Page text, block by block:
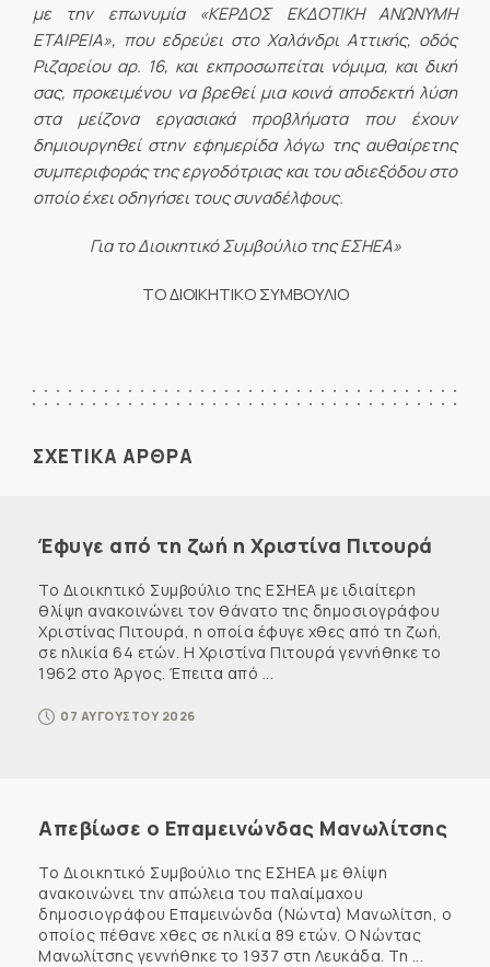
με την επωνυμία «ΚΕΡΔΟΣ ΕΚΔΟΤΙΚΗ ΑΝΩΝΥΜΗ
ΕΤΑΙΡΕΙΑ», που εδρεύει στο Χαλάνδρι Αττικής, οδός
Ριζαρείου αρ. 16, και εκπροσωπείται νόμιμα, και δική
σας, προκειμένου να βρεθεί μια κοινά αποδεκτή λύση
στα μείζονα εργασιακά προβλήματα που έχουν
δημιουργηθεί στην εφημερίδα λόγω της αυθαίρετης
συμπεριφοράς της εργοδότριας και του αδιεξόδου στο
οποίο έχει οδηγήσει τους συναδέλφους.
Για το Διοικητικό Συμβούλιο της ΕΣΗΕΑ»
ΤO ΔΙΟΙΚΗΤΙΚO ΣΥΜΒΟΥΛΙO
ΣΧΕΤΙΚΑ ΑΡΘΡΑ
Έφυγε από τη ζωή η Χριστίνα Πιτουρά
Το Διοικητικό Συμβούλιο της ΕΣΗΕΑ με ιδιαίτερη
θλίψη ανακοινώνει τον θάνατο της δημοσιογράφου
Χριστίνας Πιτουρά, η οποία έφυγε χθες από τη ζωή,
σε ηλικία 64 ετών. Η Χριστίνα Πιτουρά γεννήθηκε το
1962 στο Άργος. Έπειτα από ...
07 ΑΥΓΟΥΣΤΟΥ 2026
Απεβίωσε ο Επαμεινώνδας Μανωλίτσης
Το Διοικητικό Συμβούλιο της ΕΣΗΕΑ με θλίψη
ανακοινώνει την απώλεια του παλαίμαχου
δημοσιογράφου Επαμεινώνδα (Νώντα) Μανωλίτση, ο
οποίος πέθανε χθες σε ηλικία 89 ετών. Ο Νώντας
Μανωλίτσης γεννήθηκε το 1937 στη Λευκάδα. Τη ...